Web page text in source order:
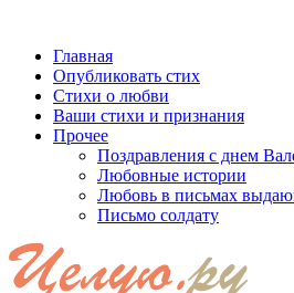
Главная
Опубликовать стих
Стихи о любви
Ваши стихи и признания
Прочее
Поздравления с днем
Любовные истории
Любовь в письмах
Письмо солдату